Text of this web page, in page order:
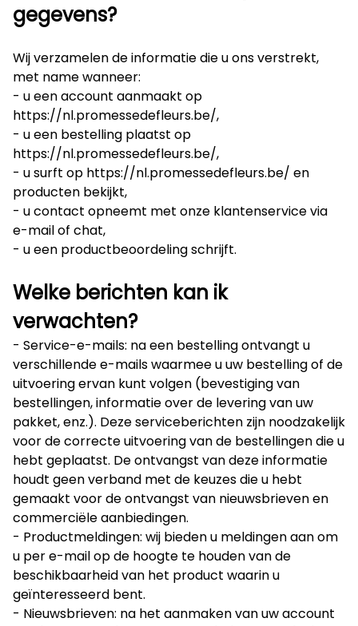
gegevens?
Wij verzamelen de informatie die u ons verstrekt,
met name wanneer:
- u een account aanmaakt op
https://nl.promessedefleurs.be/,
- u een bestelling plaatst op
https://nl.promessedefleurs.be/,
- u surft op https://nl.promessedefleurs.be/ en
producten bekijkt,
- u contact opneemt met onze klantenservice via
e-mail of chat,
- u een productbeoordeling schrijft.
Welke berichten kan ik
verwachten?
- Service-e-mails: na een bestelling ontvangt u
verschillende e-mails waarmee u uw bestelling of de
uitvoering ervan kunt volgen (bevestiging van
bestellingen, informatie over de levering van uw
pakket, enz.). Deze serviceberichten zijn noodzakelijk
voor de correcte uitvoering van de bestellingen die u
hebt geplaatst. De ontvangst van deze informatie
houdt geen verband met de keuzes die u hebt
gemaakt voor de ontvangst van nieuwsbrieven en
commerciële aanbiedingen.
- Productmeldingen: wij bieden u meldingen aan om
u per e-mail op de hoogte te houden van de
beschikbaarheid van het product waarin u
geïnteresseerd bent.
- Nieuwsbrieven: na het aanmaken van uw account